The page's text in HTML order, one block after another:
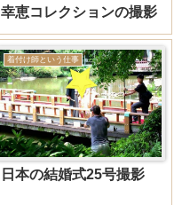
幸恵コレクションの撮影
着付け師という仕事
日本の結婚式25号撮影